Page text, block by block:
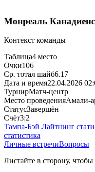
Монреаль Канадиенс
Контекст команды
Таблица4 место
Очки106
Ср. тотал шайб6.17
Дата и время22.04.2026
ТурнирМатч-центр
Место проведенияАмали-
СтатусЗавершён
Счёт3:2
Тампа-Бэй Лайтнинг
статистика
Личные встречиВопросы
Листайте в сторону,